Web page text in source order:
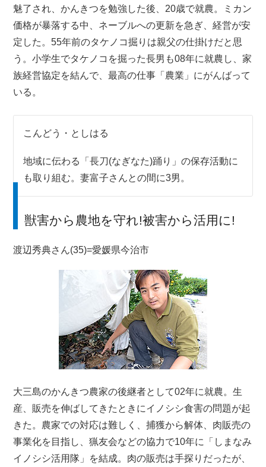
魅了され、かんきつを勉強した後、20歳で就農。ミカン
価格が暴落する中、ネーブルへの更新を急ぎ、経営が安
定した。55年前のタケノコ掘りは親父の仕掛けだと思
う。小学生でタケノコを掘った長男も08年に就農し、家
族経営協定を結んで、最高の仕事「農業」にがんばって
いる。
こんどう・としはる
地域に伝わる「長刀(なぎなた)踊り」の保存活動に
も取り組む。妻富子さんとの間に3男。
獣害から農地を守れ!被害から活用に!
渡辺秀典さん(35)=愛媛県今治市
大三島のかんきつ農家の後継者として02年に就農。生
産、販売を伸ばしてきたときにイノシシ食害の問題が起
きた。農家での対応は難しく、捕獲から解体、肉販売の
事業化を目指し、猟友会などの協力で10年に「しまなみ
イノシシ活用隊」を結成。肉の販売は手探りだったが、